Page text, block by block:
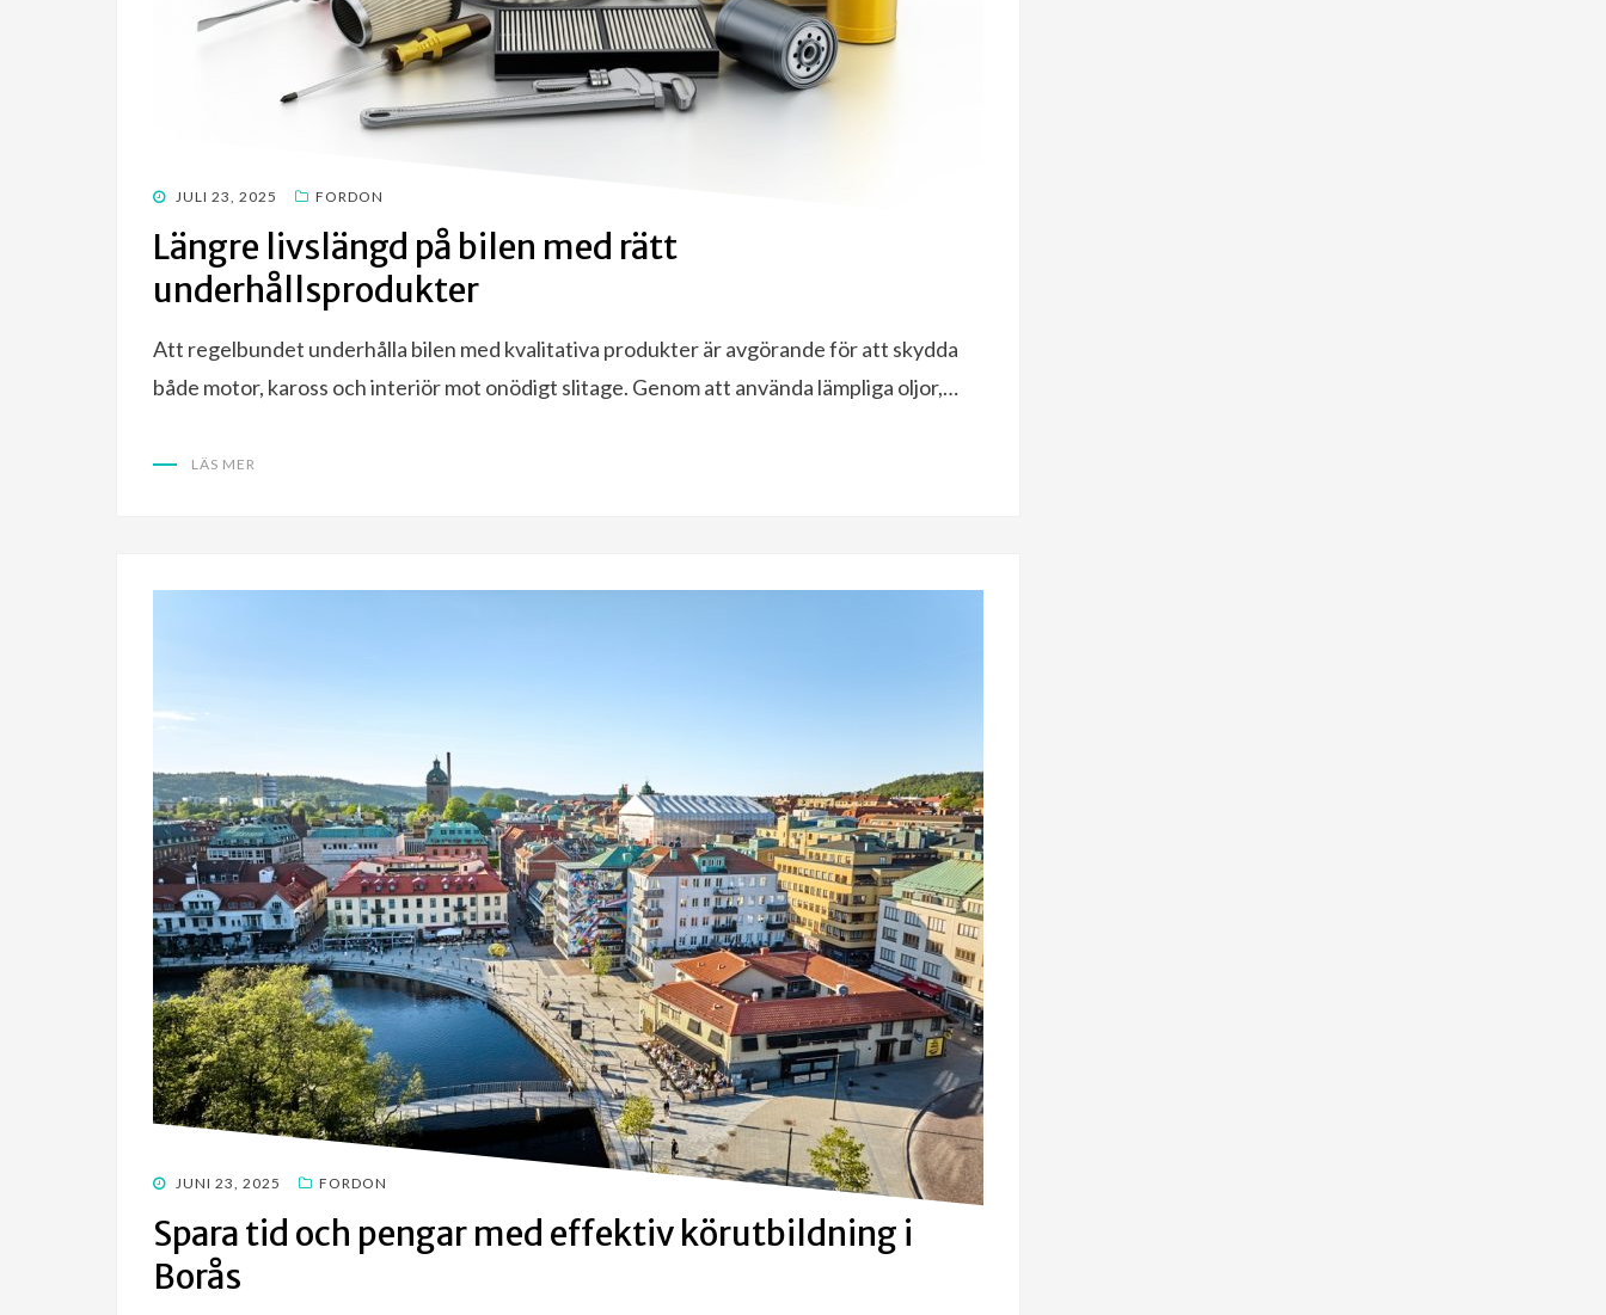
POSTED
JULI 23, 2025 FORDON
Längre livslängd på bilen med rätt
underhållsprodukter
Att regelbundet underhålla bilen med kvalitativa produkter är avgörande för att skydda
både motor, kaross och interiör mot onödigt slitage. Genom att använda lämpliga oljor,…
LÄS MER
POSTED
JUNI 23, 2025 FORDON
Spara tid och pengar med effektiv körutbildning i
Borås